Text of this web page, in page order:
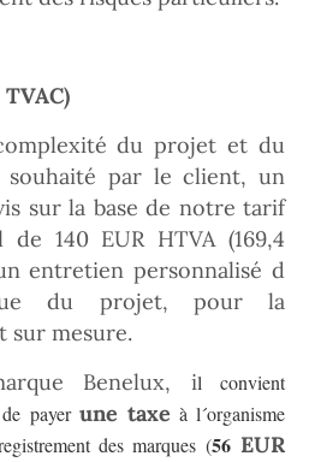
du projet et du
souhaité par le client, un
sur la base de notre tarif
140 EUR HTVA (169,4
entretien personnalisé d
du projet, pour la
sur mesure.
Benelux, il convient
payer une taxe à l´organisme
des marques (56EUR